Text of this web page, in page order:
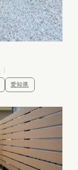
愛知県